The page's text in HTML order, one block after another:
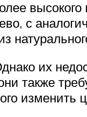
высокого
с
их
также
изменить